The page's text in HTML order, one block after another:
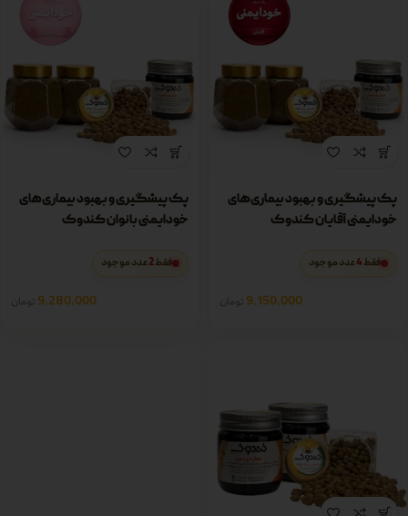
پک پیشگیری و بهبود بیماری‌های
خودایمنی آقایان کندوک
فقط4عدد موجود
9,150,000 تومان
پک پیشگیری و بهبود بیماری‌های
خودایمنی بانوان کندوک
فقط2عدد موجود
9,280,000 تومان